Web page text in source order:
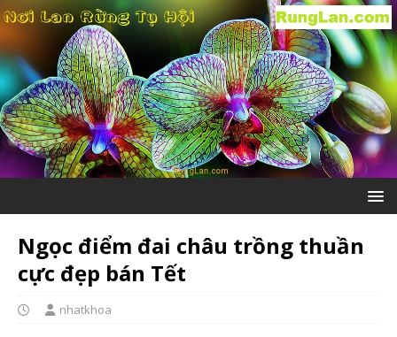
Ngọc điểm đai châu trồng thuần
cực đẹp bán Tết
nhatkhoa